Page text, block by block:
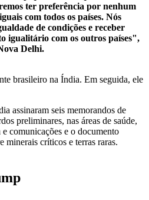
ter preferência por nenhum
com todos os países. Nós
de condições e receber
igualitário com os outros países",
Delhi.
brasileiro na Índia. Em seguida, ele
assinaram seis memorandos de
preliminares, nas áreas de saúde,
comunicações e o documento
minerais críticos e terras raras.